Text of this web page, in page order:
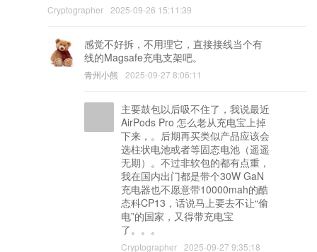
Cryptographer 2025-09-26 15:11:39
感觉不好拆，不用理它，直接接线当个有
线的Magsafe充电支架吧。
青州小熊 2025-09-27 8:06:11
主要鼓包以后吸不住了，我说最近
AirPods Pro 怎么老从充电宝上掉
下来，。后期再买类似产品应该会
选柱状电池或者等固态电池（遥遥
无期）。不过非软包的都有点重，
我在国内出门都是带个30W GaN
充电器也不愿意带10000mah的酷
态科CP13，话说马上要去不让“偷
电”的国家，又得带充电宝
了。。。
Cryptographer 2025-09-27 9:35:18